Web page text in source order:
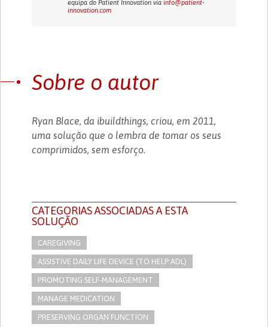
equipa do Patient Innovation viainfo@patient-
innovation.com
Sobre o autor
Ryan Blace, da ibuildthings, criou, em 2011,
uma solução que o lembra de tomar os seus
comprimidos, sem esforço.
CATEGORIAS ASSOCIADAS A ESTA
SOLUÇÃO
CAREGIVING
ASSISTIVE DAILY LIFE DEVICE (TO HELP ADL)
PROMOTING SELF-MANAGEMENT
MANAGE MEDICATION
PRESERVING ORGAN FUNCTION